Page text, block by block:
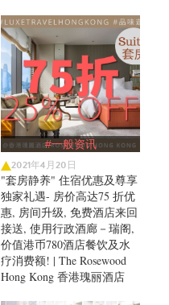
#一般资讯
2021年4月20日
"套房静养" 住宿优惠及尊享
独家礼遇- 房价高达75 折优
惠, 房间升级, 免费酒店来回
接送, 使用行政酒廊－瑞阁,
价值港币780酒店餐饮及水
疗消费额! | The Rosewood
Hong Kong 香港瑰丽酒店